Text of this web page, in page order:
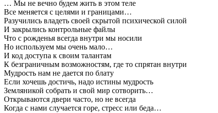
… Мы не вечно будем жить в этом теле
Все меняется с целями и границами…
Разучились владеть своей скрытой психической силой
И закрылись контрольные файлы
Что с рожденья всегда внутри мы носили
Но используем мы очень мало…
И код доступа к своим талантам
К безграничным возможностям, где то спрятан внутри
Мудрость нам не дается по блату
Если хочешь достичь, надо истины мудрость
Земляникой собрать и свой мир сотворить…
Открываются двери часто, но не всегда
Когда с нами случается горе, стресс или беда…